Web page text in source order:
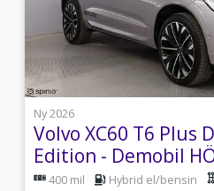
1
Ny 2026
Volvo XC60 T6 Plus
Edition - Demobil
400 mil Hybrid el/bensin